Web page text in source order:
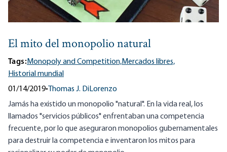
El mito del monopolio natural
Tags:Monopoly and Competition,Mercados libres,
Historial mundial
01/14/2019• Thomas J. DiLorenzo
Jamás ha existido un monopolio "natural". En la vida real, los
llamados "servicios públicos" enfrentaban una competencia
frecuente, por lo que aseguraron monopolios gubernamentales
para destruir la competencia e inventaron los mitos para